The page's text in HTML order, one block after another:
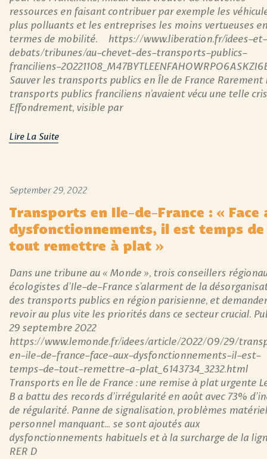
ressources en faisant contribuer par exemple les
plus polluants et les entreprises les moins vertueuses en
termes de mobilité. https://www.liberation.fr/idees-et-
debats/tribunes/au-chevet-des-transports-publics-
franciliens-
Sauver les transports publics en Île de France Rarement
transports publics franciliens n’avaient vécu une telle
Effondrement, visible par
Lire La Suite
September 29, 2022
Transports en Ile-de-France : « Face
dysfonctionnements, il est temps de
tout remettre à plat »
Dans une tribune au « Monde », trois conseillers
écologistes d’Ile-de-France s’alarment de la
des transports publics en région parisienne, et
revoir au plus vite les priorités dans ce secteur crucial.
29 septembre 2022
https://www.lemonde.fr/idees/article/2022/09/29/
en-ile-de-france-face-aux-dysfonctionnements-il-est-
temps-de-tout-remettre-a-plat_6143734_3232.html
Transports en Île de France : une remise à plat urgente
B a battu des records d’irrégularité en août avec 73%
de régularité. Panne de signalisation, problèmes
personnel manquant… se sont ajoutés aux
dysfonctionnements habituels et à la surcharge de la
RER D